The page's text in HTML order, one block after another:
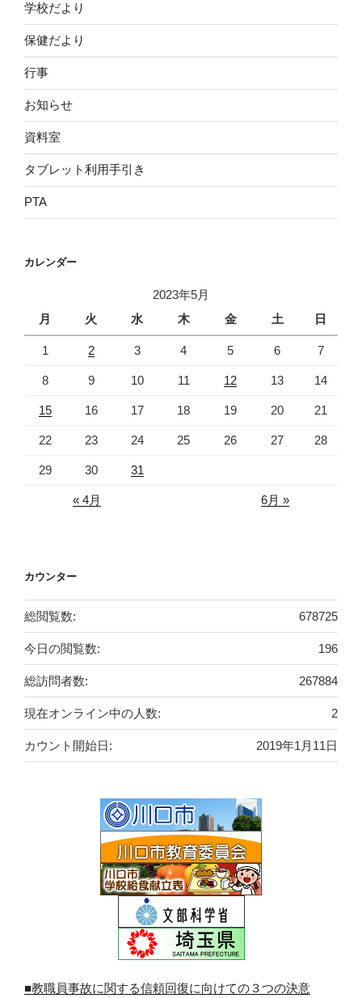
学校だより
保健だより
行事
お知らせ
資料室
タブレット利用手引き
PTA
カレンダー
2023年5月
月
火 水 木 金 土 日
1 2 3 4 5 6 7
8 9 10 11 12 13 14
15 16 17 18 19 20 21
22 23 24 25 26 27 28
29 30 31
« 4月 6月 »
カウンター
678725
総閲覧数:
196
今日の閲覧数:
267884
総訪問者数:
2
現在オンライン中の人数:
2019年1月11日
カウント開始日:
■教職員事故に関する信頼回復に向けての３つの決意